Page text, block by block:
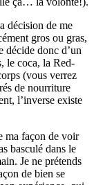
décision de me
gros ou gras,
décide donc d’un
le coca, la Red-
(vous verrez
de nourriture
l’inverse existe
ma façon de voir
basculé dans le
Je ne prétends
de bien se